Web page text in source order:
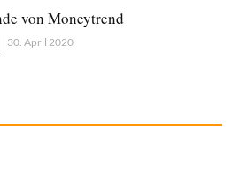
von Moneytrend
30. April 2020